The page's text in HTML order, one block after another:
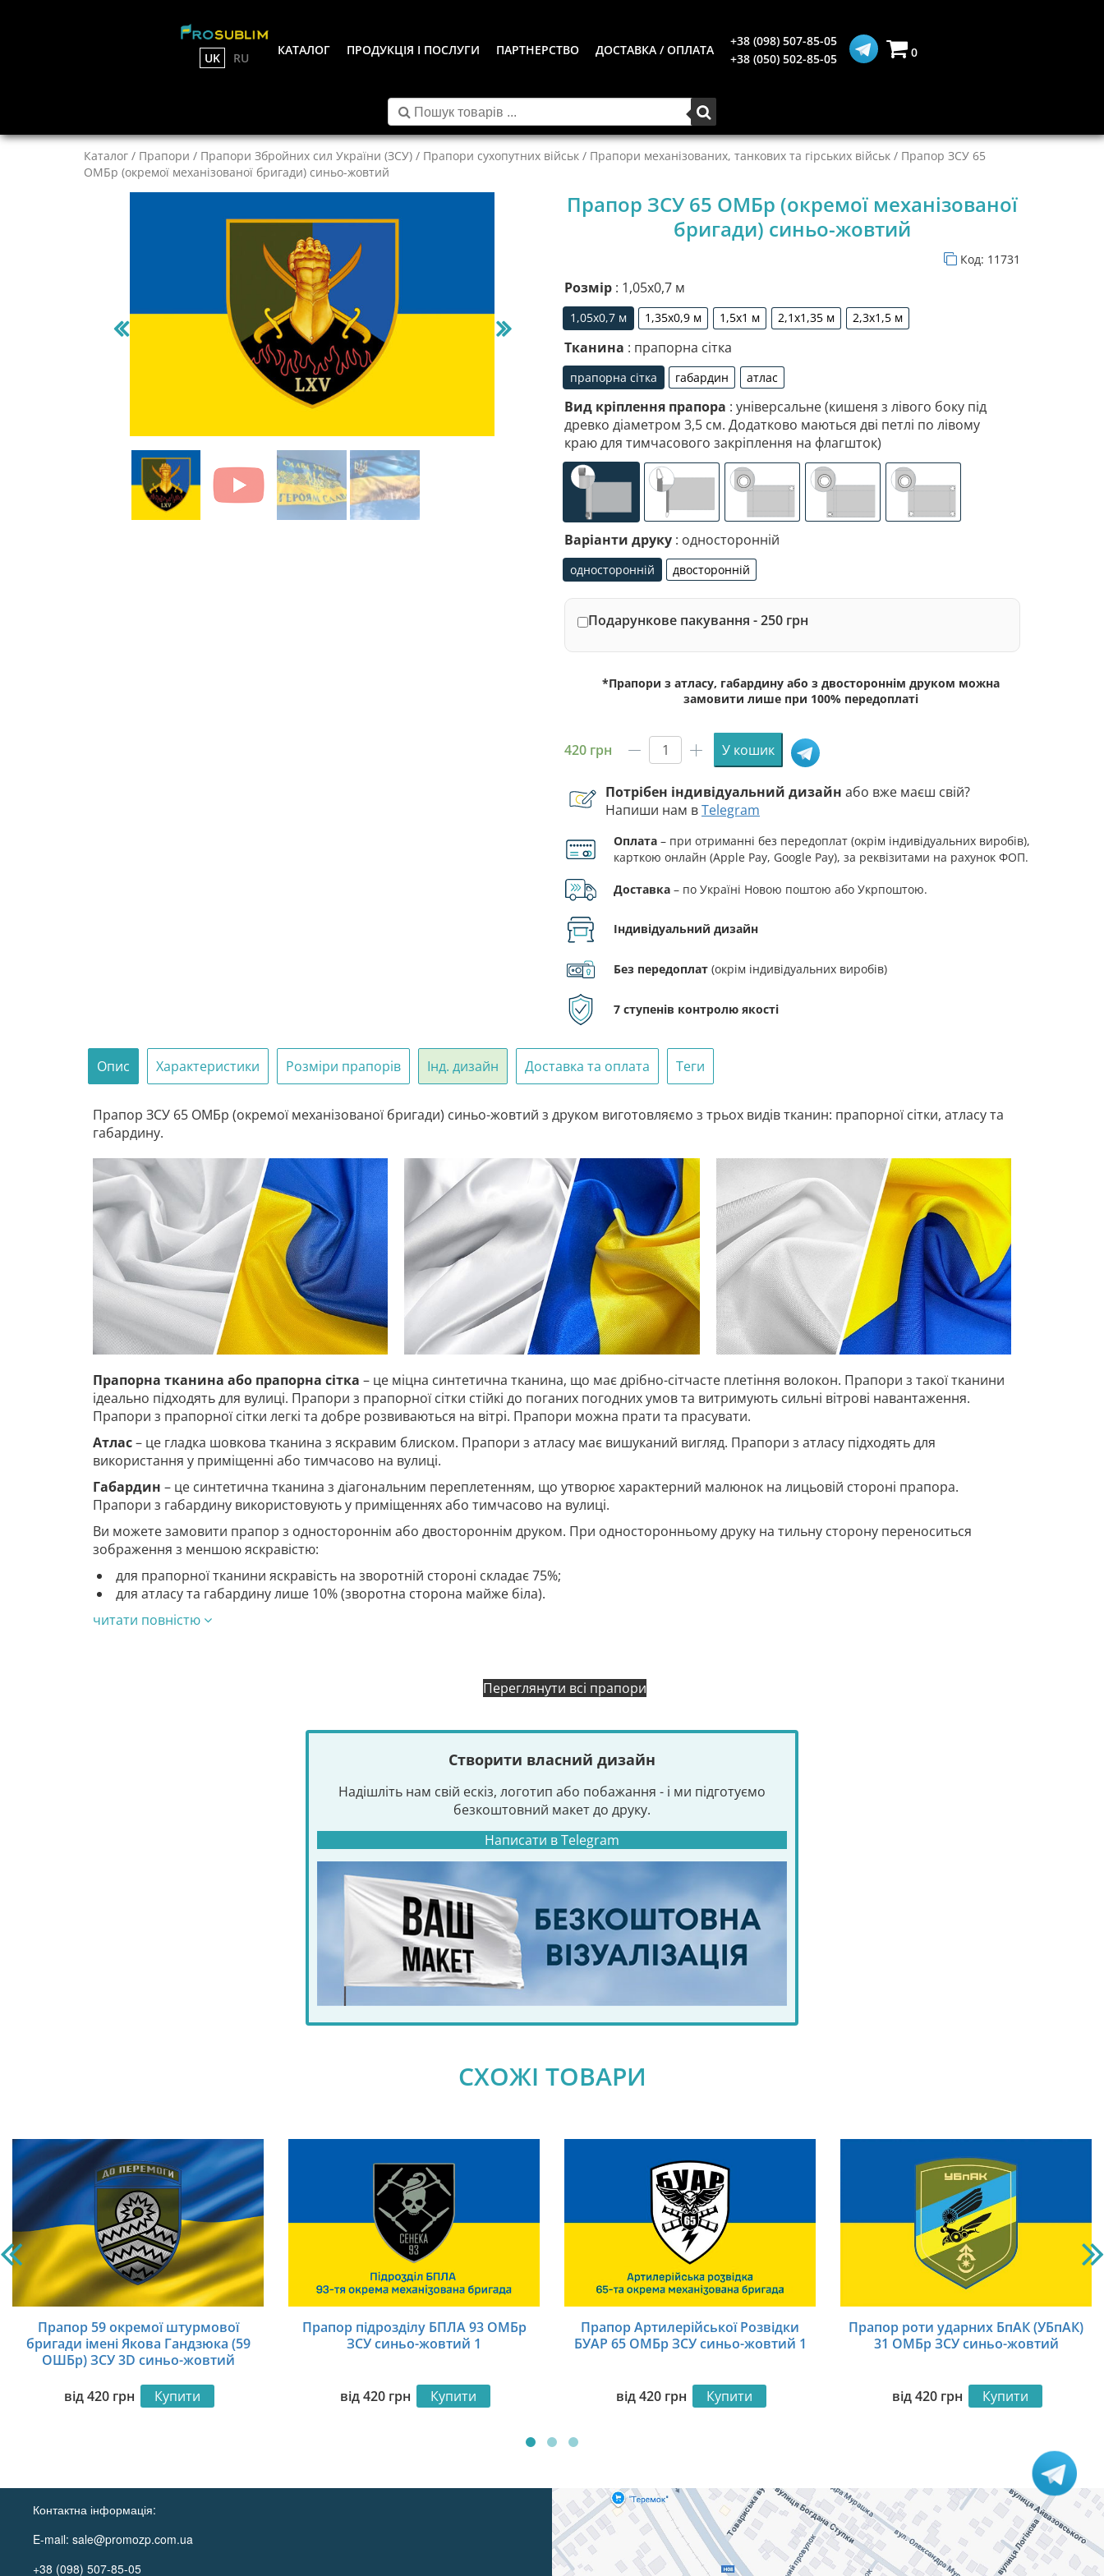
UK RU
КАТАЛОГ ПРОДУКЦІЯ І ПОСЛУГИ ПАРТНЕРСТВО ДОСТАВКА / ОПЛАТА
+38 (098) 507-85-05
+38 (050) 502-85-05
0
Каталог / Прапори / Прапори Збройних сил України (ЗСУ) / Прапори сухопутних військ / Прапори механізованих, танкових та гірських військ / Прапор ЗСУ 65
ОМБр (окремої механізованої бригади) синьо-жовтий
Прапор ЗСУ 65 ОМБр (окремої механізованої
бригади) синьо-жовтий
Код: 11731
Розмір : 1,05х0,7 м
1,05х0,7 м
1,05х0,7 м
1,35х0,9 м
1,35х0,9 м
1,5х1 м
1,5х1 м
2,1х1,35 м
2,1х1,35 м
2,3х1,5 м
2,3х1,5 м
Тканина : прапорна сітка
прапорна сітка
прапорна сітка
габардин
габардин
атлас
атлас
Вид кріплення прапора : універсальне (кишеня з лівого боку під
древко діаметром 3,5 см. Додатково маються дві петлі по лівому
краю для тимчасового закріплення на флагшток)
Варіанти друку : односторонній
односторонній
односторонній
двосторонній
двосторонній
Подарункове пакування - 250 грн
*Прапори з атласу, габардину або з двостороннім друком можна
замовити лише при 100% передоплаті
420 грн
Прапор
65
ОМБр
механізованої
бригади)
синьо-
жовтий
кількість
У кошик
Потрібен індивідуальний дизайн або вже маєш свій?
Напиши нам вTelegram
Оплата – при отриманні без передоплат (окрім індивідуальних виробів),
карткою онлайн (Apple Pay, Google Pay), за реквізитами на рахунок ФОП.
Доставка – по Україні Новою поштою або Укрпоштою.
Індивідуальний дизайн
Без передоплат (окрім індивідуальних виробів)
7 ступенів контролю якості
Опис Характеристики Розміри прапорів Інд. дизайн Доставка та оплата Теги
Прапор ЗСУ 65 ОМБр (окремої механізованої бригади) синьо-жовтий з друком виготовляємо з трьох видів тканин: прапорної сітки, атласу та
габардину.
Прапорна тканина або прапорна сітка – це міцна синтетична тканина, що має дрібно-сітчасте плетіння волокон. Прапори з такої тканини
ідеально підходять для вулиці. Прапори з прапорної сітки стійкі до поганих погодних умов та витримують сильні вітрові навантаження.
Прапори з прапорної сітки легкі та добре розвиваються на вітрі. Прапори можна прати та прасувати.
Атлас– це гладка шовкова тканина з яскравим блиском. Прапори з атласу має вишуканий вигляд. Прапори з атласу підходять для
використання у приміщенні або тимчасово на вулиці.
Габардин – це синтетична тканина з діагональним переплетенням, що утворює характерний малюнок на лицьовій стороні прапора.
Прапори з габардину використовують у приміщеннях або тимчасово на вулиці.
Ви можете замовити прапор з одностороннім або двостороннім друком. При односторонньому друку на тильну сторону переноситься
зображення з меншою яскравістю:
для прапорної тканини яскравість на зворотній стороні складає 75%;
для атласу та габардину лише 10% (зворотна сторона майже біла).
читати повністю
Переглянути всі прапори
Створити власний дизайн
Надішліть нам свій ескіз, логотип або побажання - і ми підготуємо
безкоштовний макет до друку.
Написати в Telegram
СХОЖІ ТОВАРИ
Прапор 59 окремої штурмової
бригади імені Якова Гандзюка (59
ОШБр) ЗСУ 3D синьо-жовтий
від420 грн Купити
Прапор підрозділу БПЛА 93 ОМБр
ЗСУ синьо-жовтий 1
від420 грн Купити
Прапор Артилерійської Розвідки
БУАР 65 ОМБр ЗСУ синьо-жовтий 1
від420 грн Купити
Прапор роти ударних БпАК (УБпАК)
31 ОМБр ЗСУ синьо-жовтий
від420 грн Купити
Контактна інформація:
E-mail:sale@promozp.com.ua
+38 (098) 507-85-05